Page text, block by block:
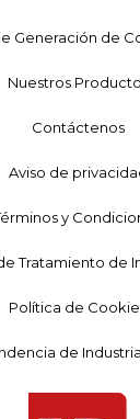
Generación de
Nuestros
Contáctenos
Aviso de
y
Tratamiento de
Política de
de